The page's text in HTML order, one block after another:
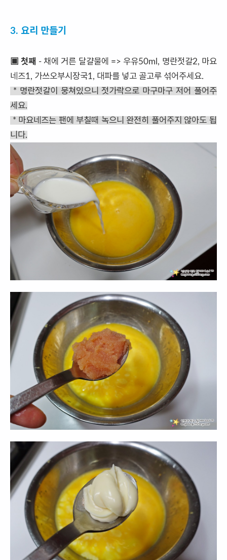
3. 요리 만들기
▣ 첫째 - 채에 거른 달걀물에 => 우유50ml, 명란젓갈2, 마요
네즈1, 가쓰오부시장국1, 대파를 넣고 골고루 섞어주세요.
* 명란젓갈이 뭉쳐있으니 젓가락으로 마구마구 저어 풀어주
세요.
* 마요네즈는 팬에 부칠때 녹으니 완전히 풀어주지 않아도 됩
니다.